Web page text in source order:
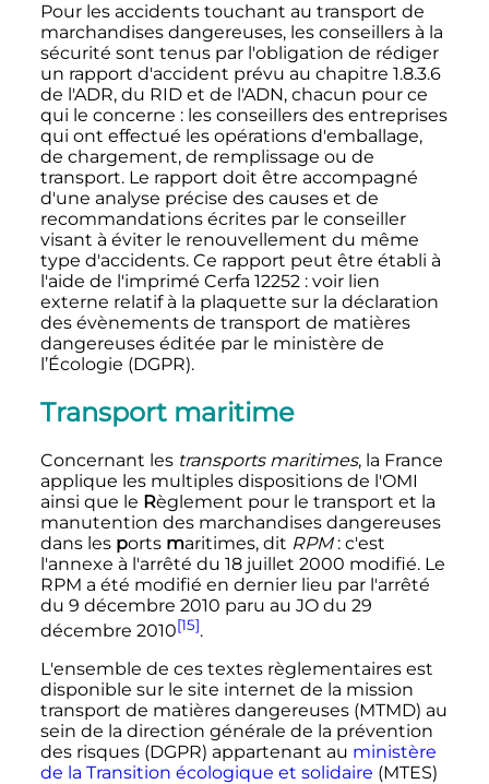
Pour les accidents touchant au transport de
marchandises dangereuses, les conseillers à la
sécurité sont tenus par l'obligation de rédiger
un rapport d'accident prévu au chapitre 1.8.3.6
de l'ADR, du RID et de l'ADN, chacun pour ce
qui le concerne : les conseillers des entreprises
qui ont effectué les opérations d'emballage,
de chargement, de remplissage ou de
transport. Le rapport doit être accompagné
d'une analyse précise des causes et de
recommandations écrites par le conseiller
visant à éviter le renouvellement du même
type d'accidents. Ce rapport peut être établi à
l'aide de l'imprimé Cerfa 12252 : voir lien
externe relatif à la plaquette sur la déclaration
des évènements de transport de matières
dangereuses éditée par le ministère de
l’Écologie (DGPR).
Transport maritime
Concernant les transports maritimes, la France
applique les multiples dispositions de l'OMI
ainsi que le Règlement pour le transport et la
manutention des marchandises dangereuses
dans les ports maritimes, dit RPM : c'est
l'annexe à l'arrêté du 18 juillet 2000 modifié. Le
RPM a été modifié en dernier lieu par l'arrêté
du 9 décembre 2010 paru au JO du 29
décembre 2010[15].
L'ensemble de ces textes règlementaires est
disponible sur le site internet de la mission
transport de matières dangereuses (MTMD) au
sein de la direction générale de la prévention
des risques (DGPR) appartenant au ministère
de la Transition écologique et solidaire (MTES)